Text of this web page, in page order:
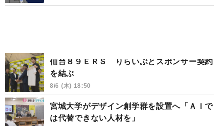
仙台８９ＥＲＳ りらいぶとスポンサー契約
を結ぶ
8/6 (木) 18:50
宮城大学がデザイン創学群を設置へ「ＡＩで
は代替できない人材を」